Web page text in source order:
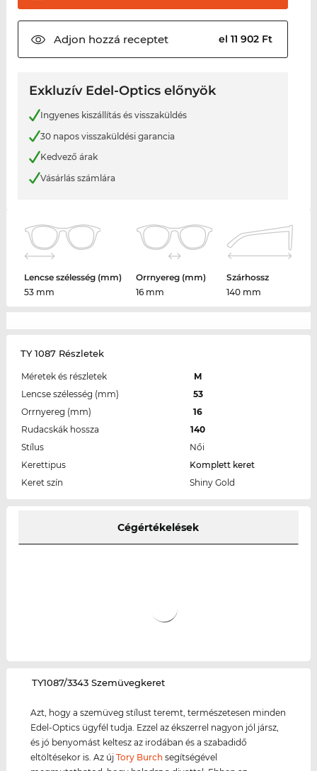
Adjon hozzá receptet el 11 902 Ft
Exkluzív Edel-Optics előnyök
Ingyenes kiszállítás és visszaküldés
30 napos visszaküldési garancia
Kedvező árak
Vásárlás számlára
Lencse szélesség (mm)
53 mm
Orrnyereg (mm)
16 mm
Szárhossz
140 mm
TY 1087 Részletek
Méretek és részletek
M
Lencse szélesség (mm)
53
Orrnyereg (mm)
16
Rudacskák hossza
140
Stílus
Női
Kerettipus
Komplett keret
Keret szín
Shiny Gold
Cégértékelések
‌TY1087/3343 Szemüvegkeret
Azt, hogy a szemüveg stílust teremt, természetesen minden
Edel-Optics ügyfél tudja. Ezzel az ékszerrel nagyon jól jársz,
és jó benyomást keltesz az irodában és a szabadidő
eltöltésekor is. Az újTory Burch segítségével